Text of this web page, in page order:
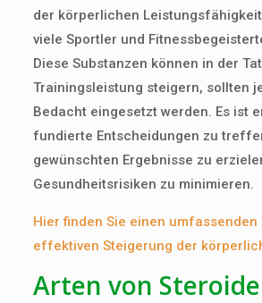
der körperlichen
viele Sportler und
Diese Substanzen können in der
Trainingsleistung steigern, sollten
Bedacht eingesetzt werden. Es ist
fundierte Entscheidungen zu
gewünschten Ergebnisse zu
Gesundheitsrisiken zu minimieren.
Hier finden Sie einen
effektiven Steigerung der
Arten von